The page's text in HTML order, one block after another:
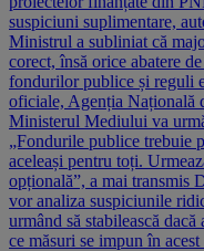
suspiciuni suplimentare,
Ministrul a subliniat că
corect, însă orice abatere
fondurilor publice și reguli
oficiale, Agenția Națională
Ministerul Mediului va
„Fondurile publice trebuie
aceleași pentru toți.
opțională”, a mai transmis
vor analiza suspiciunile
urmând să stabilească
ce măsuri se impun în acest